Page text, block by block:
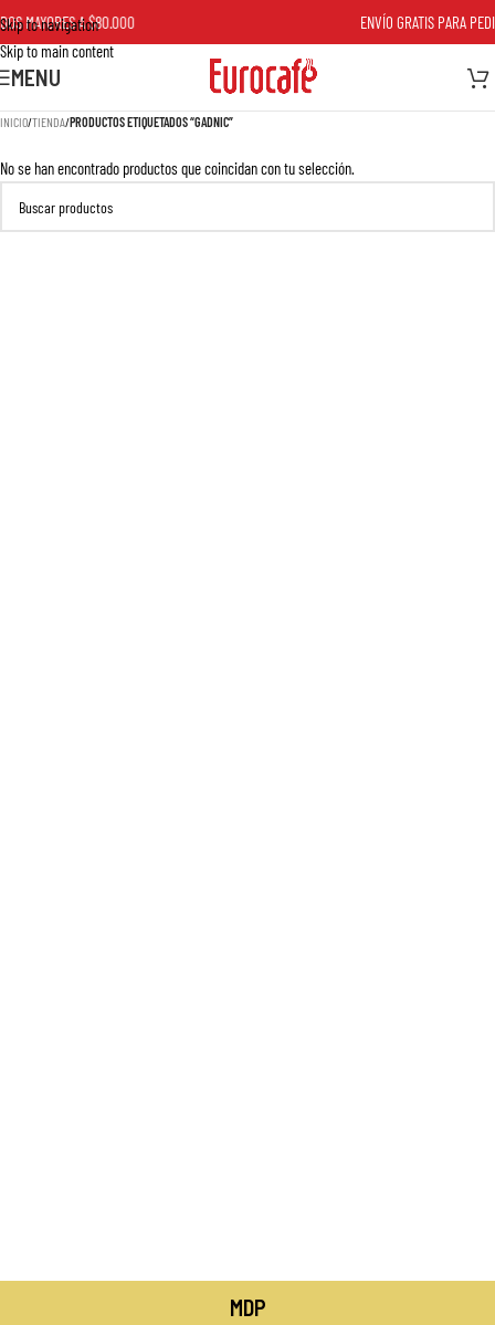
Skip to navigation
Skip to main content
MAYORES A $80.000 ENVÍO GRATIS PARA
MENU
INICIO/TIENDA/PRODUCTOS ETIQUETADOS “GADNIC”
No se han encontrado productos que coincidan con tu selección.
MDP